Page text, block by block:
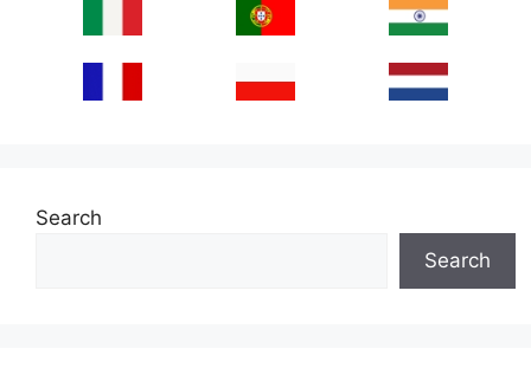
Search
Search